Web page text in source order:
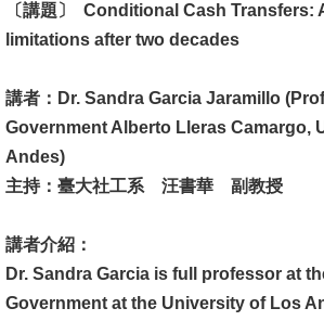
國
際
深
辦
法
及
〔講題〕 Conditional Cash Transfers:
limitations after two decades
講者：Dr. Sandra Garcia Jaramillo
Government Alberto Lleras Camargo,
Andes)
主持：臺大社工系 汪書華 副教授
講者介紹：
Dr. Sandra Garcia is full professor at
Government at the University of Los